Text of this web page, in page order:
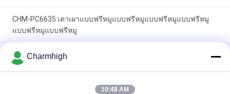
CHM-PC6635 เตาเผาแบบฟรีหมูแบบฟรีหมูแบบฟรีหมูแบบฟรีหมู
แบบฟรีหมูแบบฟรีหมู
เตาอบรีโฟลว์ SMT แนวตั้ง CHM-F830 8 โซนอุณหภูมิ
1400*300mm เครื่องบัดกรีด้วยลมร้อน
เตาอบ Reflow CHM-6635 6 โซนอุณหภูมิ (บน 6 + ล่าง 6)
Charmhigh
10:48 AM